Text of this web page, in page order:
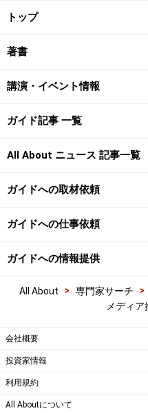
トップ
著書
講演・イベント情報
ガイド記事 一覧
All About ニュース 記事一覧
ガイドへの取材依頼
ガイドへの仕事依頼
ガイドへの情報提供
All About > 専門家サーチ >
メディ
会社概要
投資家情報
利用規約
All Aboutについて